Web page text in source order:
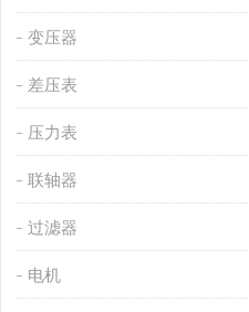
变压器
差压表
压力表
联轴器
过滤器
电机